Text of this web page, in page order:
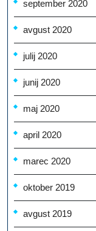
september 2020
avgust 2020
julij 2020
junij 2020
maj 2020
april 2020
marec 2020
oktober 2019
avgust 2019